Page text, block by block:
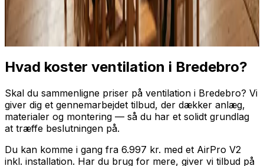
Professionel installation
Få tilbud nu
Ring70 60 30 04
Hvad koster ventilation i Bredebro?
Skal du sammenligne priser på ventilation i Bredebro? Vi
giver dig et gennemarbejdet tilbud, der dækker anlæg,
materialer og montering — så du har et solidt grundlag
at træffe beslutningen på.
Du kan komme i gang fra 6.997 kr. med et AirPro V2
inkl. installation. Har du brug for mere, giver vi tilbud på